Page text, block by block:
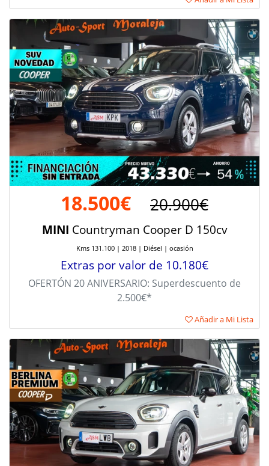
18.500€ 20.900€
MINI Countryman Cooper D 150cv
Kms 131.100 | 2018 | Diésel | ocasión
Extras por valor de 10.180€
OFERTÓN 20 ANIVERSARIO: Superdescuento de
2.500€*
Añadir a Mi Lista